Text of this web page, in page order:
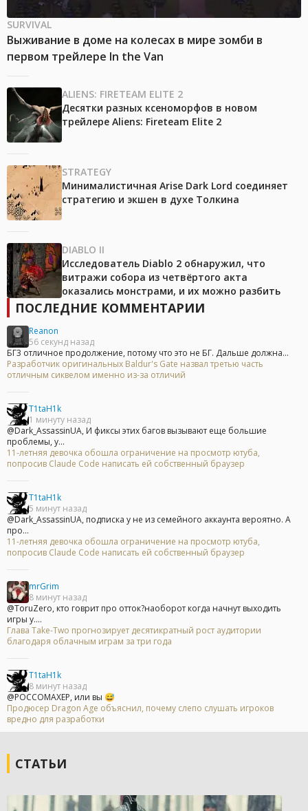
SURVIVAL
Выживание в доме на колесах в мире зомби в
первом трейлере In the Van
ALIENS: FIRETEAM ELITE 2
Десятки разных ксеноморфов в новом
трейлере Aliens: Fireteam Elite 2
STRATEGY
Минималистичная Arise Dark Lord соединяет
стратегию и экшен в духе Толкина
DIABLO II
Исследователь Diablo 2 обнаружил, что
витражи собора из четвёртого акта
оказались монстрами, и их можно разбить
ПОСЛЕДНИЕ КОММЕНТАРИИ
Reanon
56 секунд назад
БГ3 отличное продолжение, потому что это не БГ. Дальше должна...
Разработчик оригинальных Baldur's Gate назвал третью часть
отличным сиквелом именно из-за отличий
T1taH1k
1 минуту назад
@Dark_AssassinUA, И фиксы этих багов вызывают еще большие
проблемы, у...
11-летняя девочка обошла ограничение на просмотр ютуба,
попросив Claude Code написать ей собственный браузер
T1taH1k
5 минут назад
@Dark_AssassinUA, подписка у не из семейного аккаунта вероятно. А
про...
11-летняя девочка обошла ограничение на просмотр ютуба,
попросив Claude Code написать ей собственный браузер
mrGrim
8 минут назад
@ToruZero, кто говрит про отток?наоборот когда начнут выходить
игры у....
Глава Take-Two прогнозирует десятикратный рост аудитории
благодаря облачным играм за три года
T1taH1k
8 минут назад
@POCCOMAXEP, или вы 😅
Продюсер Dragon Age объяснил, почему слепо слушать игроков
вредно для разработки
СТАТЬИ